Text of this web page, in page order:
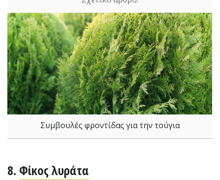
Συμβουλές φροντίδας για την τούγια
8. Φίκος λυράτα